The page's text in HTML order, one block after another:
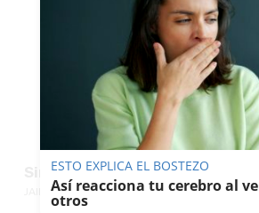
Sincericidio
JAIME FLORES
ESTO EXPLICA EL BOSTEZO
Así reacciona tu cerebro al
otros